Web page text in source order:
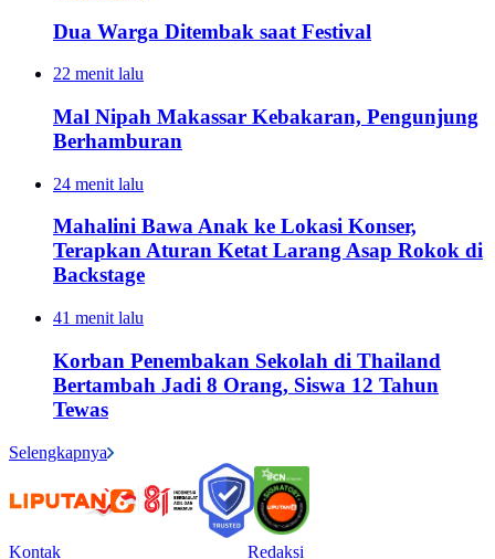
Dua Warga Ditembak saat Festival
22 menit lalu
Mal Nipah Makassar Kebakaran, Pengunjung
Berhamburan
24 menit lalu
Mahalini Bawa Anak ke Lokasi Konser,
Terapkan Aturan Ketat Larang Asap Rokok di
Backstage
41 menit lalu
Korban Penembakan Sekolah di Thailand
Bertambah Jadi 8 Orang, Siswa 12 Tahun
Tewas
Selengkapnya
Kontak Redaksi